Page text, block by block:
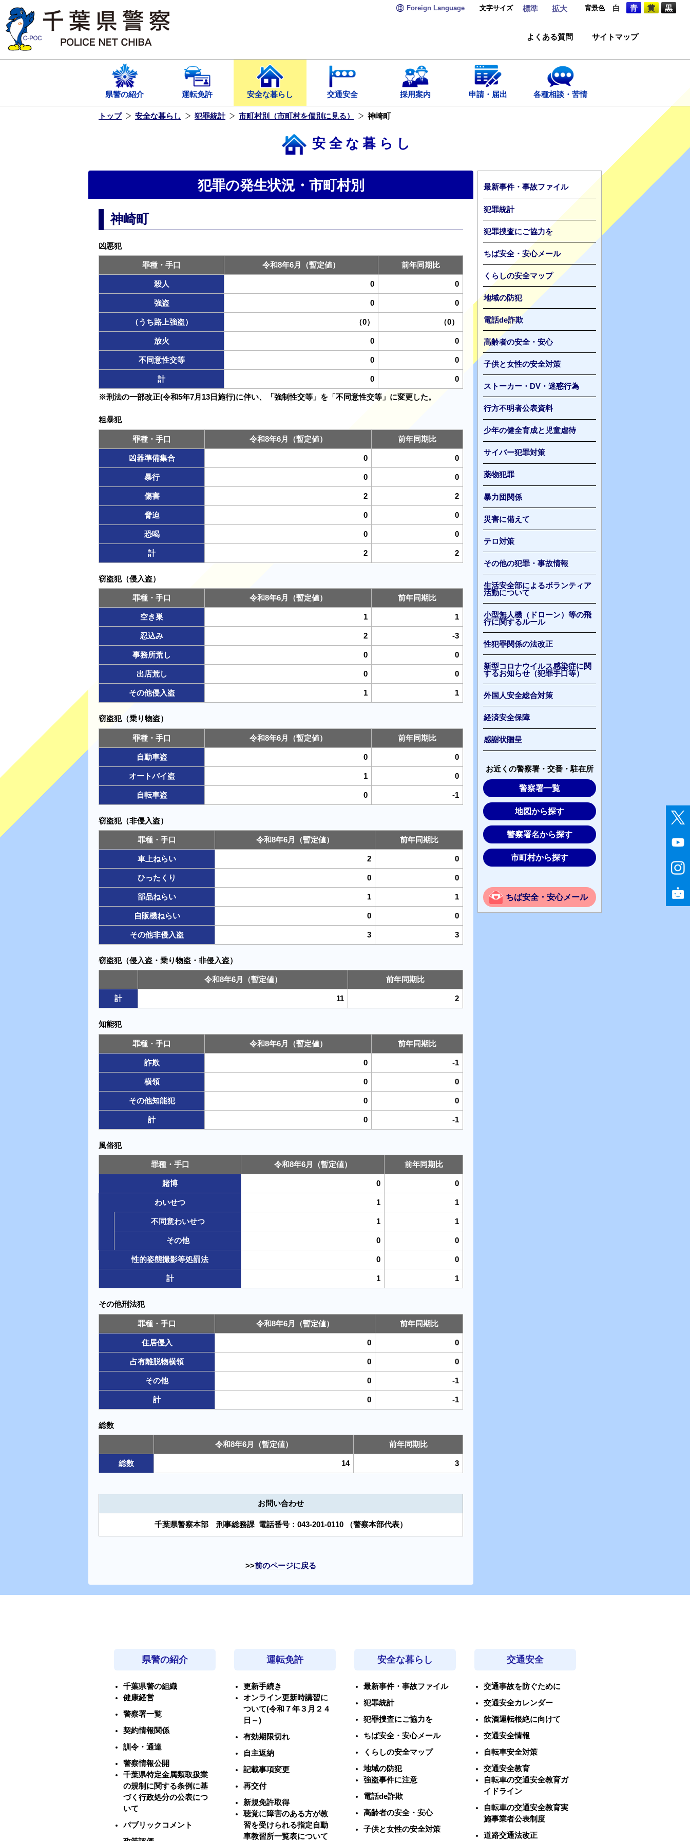
ス
キ
ま
Foreign Language 文字サイズ 標準 拡大 背景色 白 青 黄 黒
よくある質問 サイトマップ
県警の紹介 運転免許 安全な暮らし 交通安全 採用案内 申請・届出 各種相談・苦情
トップ 安全な暮らし 犯罪統計 市町村別（市町村を個別に見る） 神崎町
安全な暮らし
犯罪の発生状況・市町村別
神崎町
凶悪犯
罪種・手口 令和8年6月（暫定値） 前年同期比
殺人 0 0
強盗 0 0
（うち路上強盗） （0） （0）
放火 0 0
不同意性交等 0 0
計 0 0
※刑法の一部改正(令和5年7月13日施行)に伴い、「強制性交等」を「不同意性交等」に変更した。
粗暴犯
罪種・手口 令和8年6月（暫定値） 前年同期比
凶器準備集合 0 0
暴行 0 0
傷害 2 2
脅迫 0 0
恐喝 0 0
計 2 2
窃盗犯（侵入盗）
罪種・手口 令和8年6月（暫定値） 前年同期比
空き巣 1 1
忍込み 2 -3
事務所荒し 0 0
出店荒し 0 0
その他侵入盗 1 1
窃盗犯（乗り物盗）
罪種・手口 令和8年6月（暫定値） 前年同期比
自動車盗 0 0
オートバイ盗 1 0
自転車盗 0 -1
窃盗犯（非侵入盗）
罪種・手口 令和8年6月（暫定値） 前年同期比
車上ねらい 2 0
ひったくり 0 0
部品ねらい 1 1
自販機ねらい 0 0
その他非侵入盗 3 3
窃盗犯（侵入盗・乗り物盗・非侵入盗）
令和8年6月（暫定値） 前年同期比
計 11 2
知能犯
罪種・手口 令和8年6月（暫定値） 前年同期比
詐欺 0 -1
横領 0 0
その他知能犯 0 0
計 0 -1
風俗犯
罪種・手口 令和8年6月（暫定値） 前年同期比
賭博 0 0
わいせつ 1 1
不同意わいせつ 1 1
その他 0 0
性的姿態撮影等処罰法 0 0
計 1 1
その他刑法犯
罪種・手口 令和8年6月（暫定値） 前年同期比
住居侵入 0 0
占有離脱物横領 0 0
その他 0 -1
計 0 -1
総数
令和8年6月（暫定値） 前年同期比
総数 14 3
お問い合わせ
千葉県警察本部 刑事総務課 電話番号： 043-201-0110 （警察本部代表）
前のページに戻る
最新事件・事故ファイル
犯罪統計
犯罪捜査にご協力を
ちば安全・安心メール
くらしの安全マップ
地域の防犯
電話de詐欺
高齢者の安全・安心
子供と女性の安全対策
ストーカー・DV・迷惑行為
行方不明者公表資料
少年の健全育成と児童虐待
サイバー犯罪対策
薬物犯罪
暴力団関係
災害に備えて
テロ対策
その他の犯罪・事故情報
生活安全部によるボランティア
活動について
小型無人機（ドローン）等の飛
行に関するルール
性犯罪関係の法改正
新型コロナウイルス感染症に関
するお知らせ（犯罪手口等）
外国人安全総合対策
経済安全保障
感謝状贈呈
お近くの警察署・交番・駐在所
警察署一覧
地図から探す
警察署名から探す
市町村から探す
ちば安全・安心メール
県警の紹介
千葉県警の組織
健康経営
警察署一覧
契約情報関係
訓令・通達
警察情報公開
千葉県特定金属類取扱業
の規制に関する条例に基
づく行政処分の公表につ
いて
パブリックコメント
運転免許
更新手続き
オンライン更新時講習に
ついて(令和７年３月２４
日～)
有効期限切れ
自主返納
記載事項変更
再交付
新規免許取得
聴覚に障害のある方が教
習を受けられる指定自動
車教習所一覧表について
安全な暮らし
最新事件・事故ファイル
犯罪統計
犯罪捜査にご協力を
ちば安全・安心メール
くらしの安全マップ
地域の防犯
強盗事件に注意
電話de詐欺
高齢者の安全・安心
子供と女性の安全対策
交通安全
交通事故を防ぐために
交通安全カレンダー
飲酒運転根絶に向けて
交通安全情報
自転車安全対策
交通安全教育
自転車の交通安全教育ガ
イドライン
自転車の交通安全教育実
施事業者公表制度
道路交通法改正